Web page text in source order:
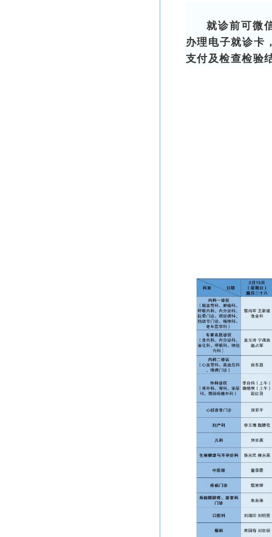
就诊前可微
办理电子就诊卡
支付及检查检验